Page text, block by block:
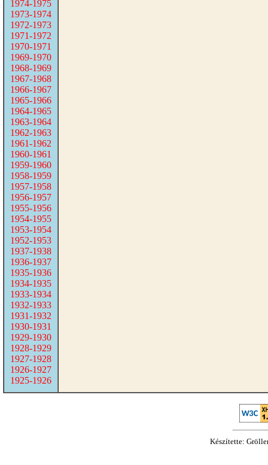
1974-1975
1973-1974
1972-1973
1971-1972
1970-1971
1969-1970
1968-1969
1967-1968
1966-1967
1965-1966
1964-1965
1963-1964
1962-1963
1961-1962
1960-1961
1959-1960
1958-1959
1957-1958
1956-1957
1955-1956
1954-1955
1953-1954
1952-1953
1937-1938
1936-1937
1935-1936
1934-1935
1933-1934
1932-1933
1931-1932
1930-1931
1929-1930
1928-1929
1927-1928
1926-1927
1925-1926
Készítette: